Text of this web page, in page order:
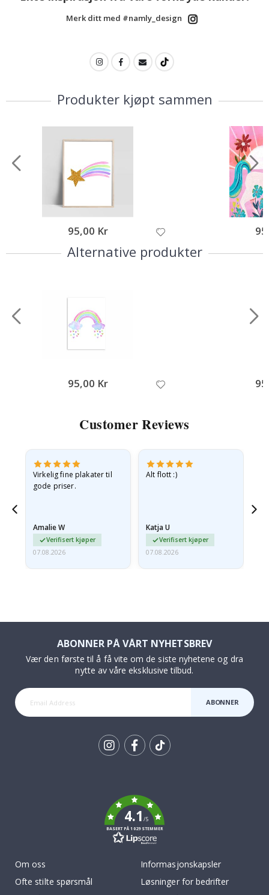
Merk ditt med #namly_design
Produkter kjøpt sammen
95,00 Kr
Alternative produkter
95,00 Kr
Customer Reviews
Virkelig fine plakater til
gode priser.
Amalie W
Verifisert kjøper
07.08.2026
Alt flott :)
Katja U
Verifisert kjøper
07.08.2026
ABONNER PÅ VÅRT NYHETSBREV
Vær den første til å få vite om de siste nyhetene og dra
nytte av våre eksklusive tilbud.
ABONNER
4.1/5
BASERT PÅ 1029 STEMMER
Om oss
Ofte stilte spørsmål
Informasjonskapsler
Løsninger for bedrifter